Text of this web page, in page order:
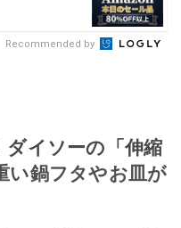
Recommended by
ダイソーの「伸縮
い鍋フタやお皿が